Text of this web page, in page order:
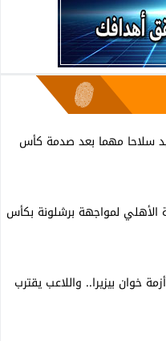
سلاحا مهما بعد صدمة كأس
الأهلي لمواجهة برشلونة بكأس
خوان بيزيرا.. واللاعب يقترب